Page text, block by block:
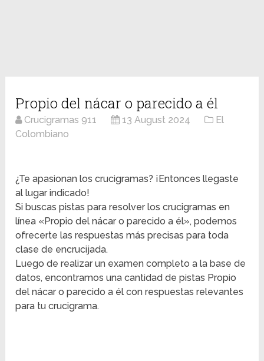
Propio del nácar o parecido a él
Crucigramas 911 13 August 2024
El
Colombiano
¿Te apasionan los crucigramas? ¡Entonces llegaste
al lugar indicado!
Si buscas pistas para resolver los crucigramas en
línea «Propio del nácar o parecido a él», podemos
ofrecerte las respuestas más precisas para toda
clase de encrucijada.
Luego de realizar un examen completo a la base de
datos, encontramos una cantidad de pistas Propio
del nácar o parecido a él con respuestas relevantes
para tu crucigrama.